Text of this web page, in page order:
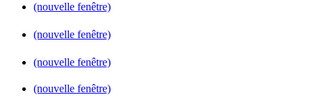
(nouvelle fenêtre)
(nouvelle fenêtre)
(nouvelle fenêtre)
(nouvelle fenêtre)